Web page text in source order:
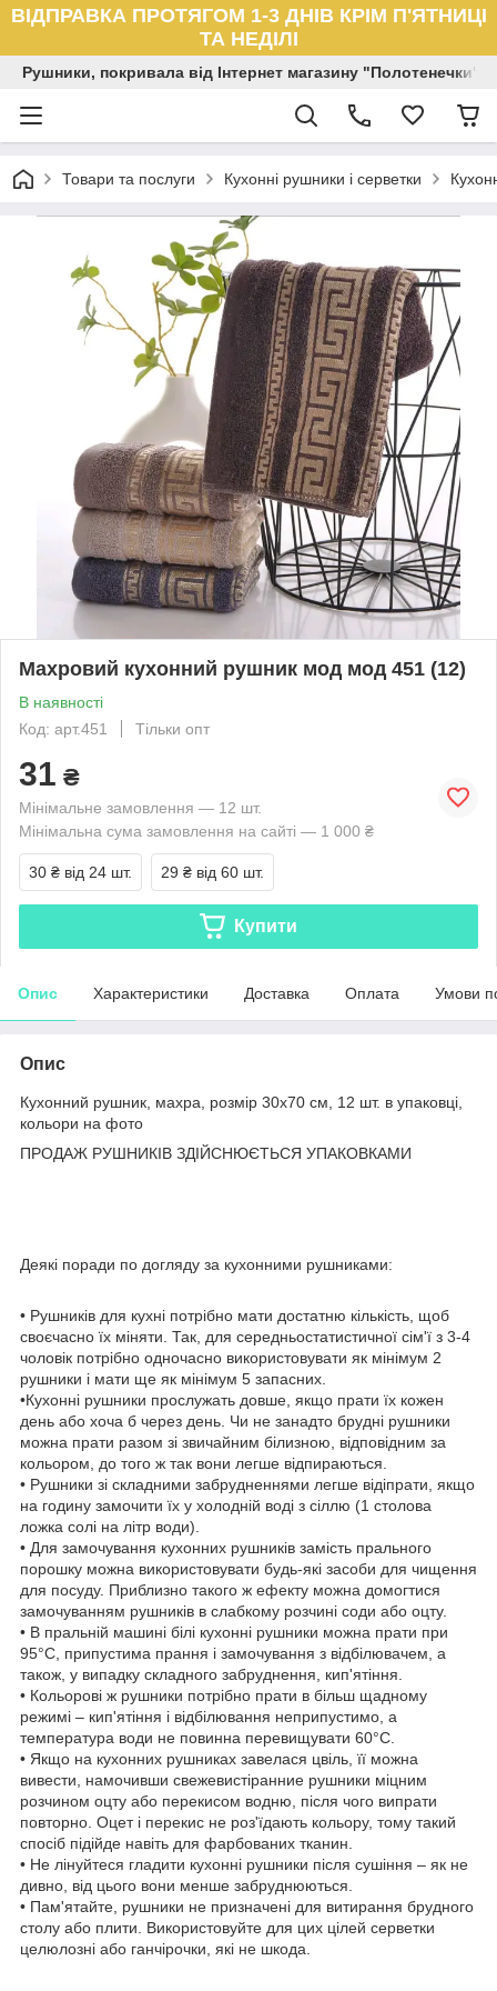
ВІДПРАВКА ПРОТЯГОМ 1-3 ДНІВ КРІМ П'ЯТНИЦІ
ТА НЕДІЛІ
Рушники, покривала від Інтернет магазину "Полотенечки"
Товари та послуги Кухонні рушники і серветки
Махровий кухонний рушник мод мод 451 (12)
В наявності
Код: арт.451
Тільки опт
31 ₴
Мінімальне замовлення — 12 шт.
Мінімальна сума замовлення на сайті — 1 000 ₴
30 ₴ від 24 шт. 29 ₴ від 60 шт.
Купити
Опис Характеристики Доставка Оплата Умови
Опис
Кухонний рушник, махра, розмір 30х70 см, 12 шт. в упаковці,
кольори на фото
ПРОДАЖ РУШНИКІВ ЗДІЙСНЮЄТЬСЯ УПАКОВКАМИ
Деякі поради по догляду за кухонними рушниками:
• Рушників для кухні потрібно мати достатню кількість, щоб
своєчасно їх міняти. Так, для середньостатистичної сім'ї з 3-4
чоловік потрібно одночасно використовувати як мінімум 2
рушники і мати ще як мінімум 5 запасних.
•Кухонні рушники прослужать довше, якщо прати їх кожен
день або хоча б через день. Чи не занадто брудні рушники
можна прати разом зі звичайним білизною, відповідним за
кольором, до того ж так вони легше відпираються.
• Рушники зі складними забрудненнями легше відіпрати, якщо
на годину замочити їх у холодній воді з сіллю (1 столова
ложка солі на літр води).
• Для замочування кухонних рушників замість прального
порошку можна використовувати будь-які засоби для чищення
для посуду. Приблизно такого ж ефекту можна домогтися
замочуванням рушників в слабкому розчині соди або оцту.
• В пральній машині білі кухонні рушники можна прати при
95°С, припустима прання і замочування з відбілювачем, а
також, у випадку складного забруднення, кип'ятіння.
• Кольорові ж рушники потрібно прати в більш щадному
режимі – кип'ятіння і відбілювання неприпустимо, а
температура води не повинна перевищувати 60°С.
• Якщо на кухонних рушниках завелася цвіль, її можна
вивести, намочивши свежевистіранние рушники міцним
розчином оцту або перекисом водню, після чого випрати
повторно. Оцет і перекис не роз'їдають кольору, тому такий
спосіб підійде навіть для фарбованих тканин.
• Не лінуйтеся гладити кухонні рушники після сушіння – як не
дивно, від цього вони менше забруднюються.
• Пам'ятайте, рушники не призначені для витирання брудного
столу або плити. Використовуйте для цих цілей серветки
целюлозні або ганчірочки, які не шкода.